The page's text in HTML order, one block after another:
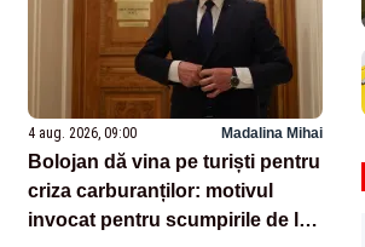
4 aug. 2026, 09:00 Madalina Mihai
Bolojan dă vina pe turiști pentru
criza carburanților: motivul
invocat pentru scumpirile de la